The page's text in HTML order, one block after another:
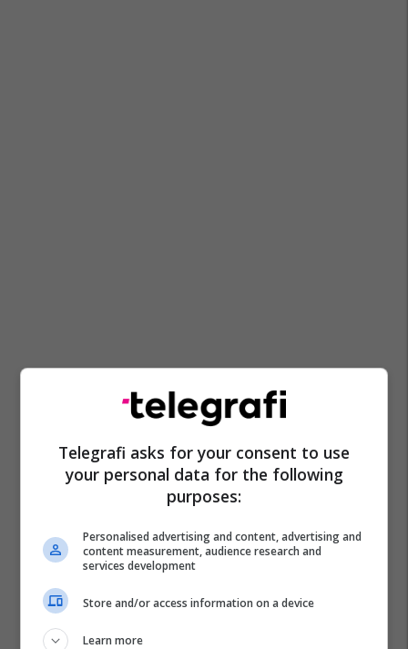
Minerale Shqipëri Ari Minierat
Telegrafi asks for your consent to use
your personal data for the following
purposes:
Personalised advertising and content, advertising and
content measurement, audience research and
services development
Store and/or access information on a device
Learn more